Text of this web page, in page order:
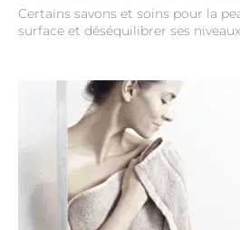
Certains savons et soins pour la
surface et déséquilibrer ses